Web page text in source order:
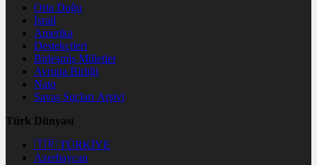
Orta Doğu
İsrail
Amerika
Destekçileri
Birleşmiş Milletler
Avrupa Birliği
Nato
Savaş Suçları Arşivi
Türk Dünyası
🇹🇷 TÜRKİYE
Azerbaycan